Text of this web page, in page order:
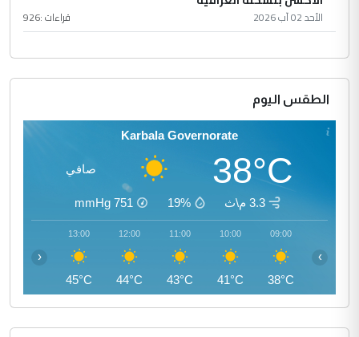
الأحد 02 آب 2026 قراءات :926
الطقس اليوم
Karbala Governorate
38°C صافي
3.3 م\ث 19%
751
mmHg
09:00
38°C
10:00
41°C
11:00
43°C
12:00
44°C
13:00
45°C
‹ ›